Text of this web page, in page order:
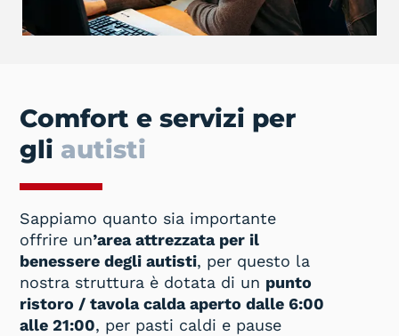
Comfort e servizi per
gli autisti
Sappiamo quanto sia importante
offrire un’area attrezzata per il
benessere degli autisti, per questo la
nostra struttura è dotata di un punto
ristoro / tavola calda aperto dalle 6:00
alle 21:00, per pasti caldi e pause